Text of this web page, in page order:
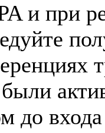
и при
до